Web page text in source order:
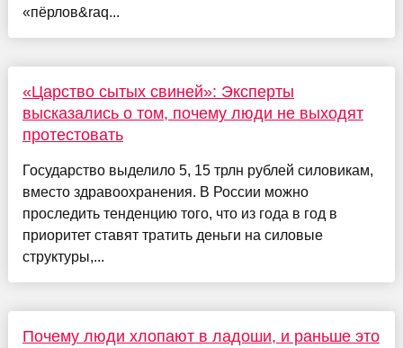
«пёрлов&raq...
«Царство сытых свиней»: Эксперты
высказались о том, почему люди не выходят
протестовать
Государство выделило 5, 15 трлн рублей силовикам,
вместо здравоохранения. В России можно
проследить тенденцию того, что из года в год в
приоритет ставят тратить деньги на силовые
структуры,...
Почему люди хлопают в ладоши, и раньше это